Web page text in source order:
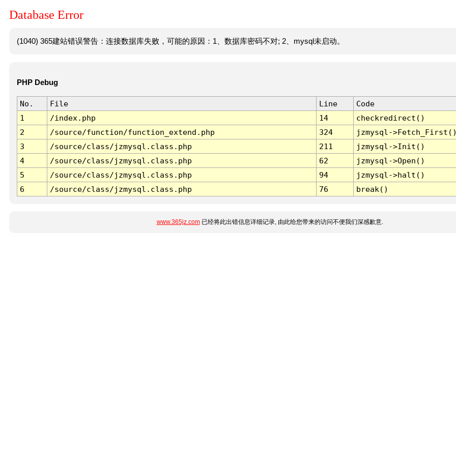
Database Error
(1040) 365建站错误警告：连接数据库失败，可能的原因：1、数据库密码不对; 2、mysql未启动。
PHP Debug
No. File Line
Code
1
/index.php 14
checkredirect()
2
/source/function/function_extend.php 324
jzmysql-
3
/source/class/jzmysql.class.php 211
jzmysql->Init()
4
/source/class/jzmysql.class.php 62
jzmysql->Open()
5
/source/class/jzmysql.class.php 94
jzmysql->halt()
6
/source/class/jzmysql.class.php 76 break()
www.365jz.com已经将此出错信息详细记录, 由此给您带来的访问不便我们深感歉意.